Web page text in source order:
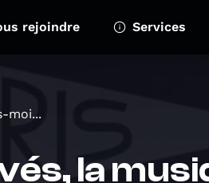
rejoindre Services
moi...
la